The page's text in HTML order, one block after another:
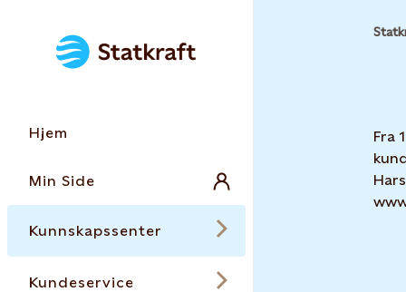
Hjem
Min Side
Kunnskapssenter
Kundeservice
Fra